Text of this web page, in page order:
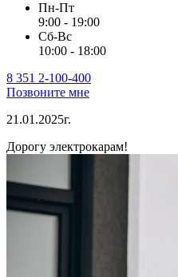
Пн-Пт
9:00 - 19:00
Сб-Вс
10:00 - 18:00
8 351 2-100-400
Позвоните мне
21.01.2025г.
Дорогу электрокарам!